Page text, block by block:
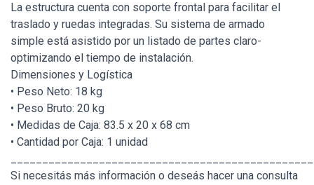
La estructura cuenta con soporte frontal para facilitar el
traslado y ruedas integradas. Su sistema de armado
simple está asistido por un listado de partes claro-
optimizando el tiempo de instalación.
Dimensiones y Logística
• Peso Neto: 18 kg
• Peso Bruto: 20 kg
• Medidas de Caja: 83.5 x 20 x 68 cm
• Cantidad por Caja: 1 unidad
Si necesitás más información o deseás hacer una consulta